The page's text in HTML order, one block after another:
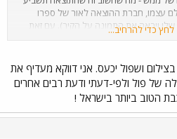
עצמו, חברת ההוצאה לאור של ספרו
ויראה את התמונה על הקיר). עם זאת
שמפאת קוצר היריעה אין זה המקום
להבטיח לך שניתן למצוא בחנויות הספרים
בנושא צילום רכבות וגם המגזינים
כתבות מועילות (לפחות חלקן). בכל מקרה,
מדובר בטעמים שונים, תמונות שאמריקאי
צוננת אצל חברו הבריטי.
לחץ כדי להרחיב...
ושפול יכעס. אני דווקא מעדיף את
של פול ולפי-דעתי ודעת רבים אחרים
הטוב ביותר בישראל !